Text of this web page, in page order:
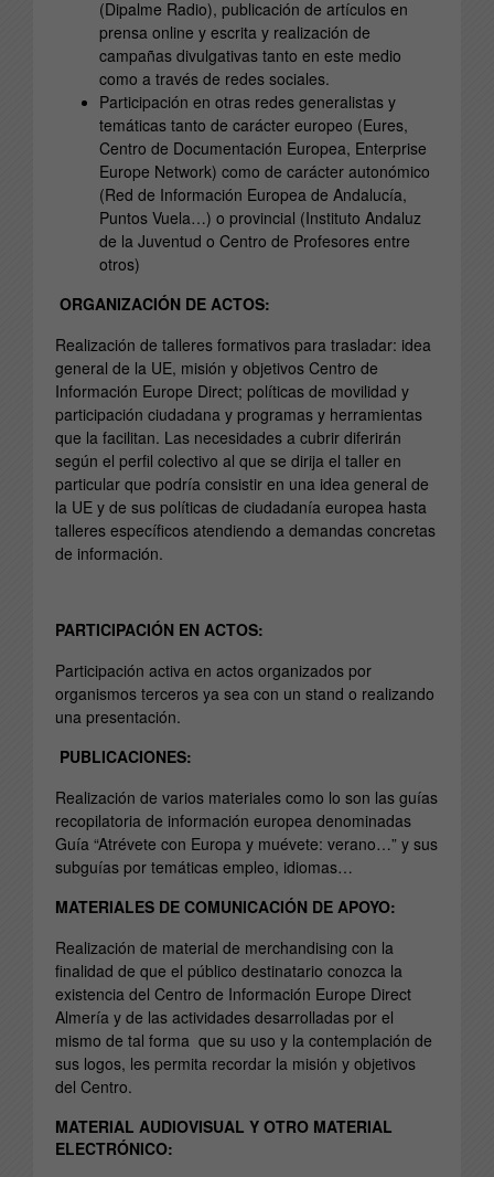
(Dipalme Radio), publicación de artículos en
prensa online y escrita y realización de
campañas divulgativas tanto en este medio
como a través de redes sociales.
Participación en otras redes generalistas y
temáticas tanto de carácter europeo (Eures,
Centro de Documentación Europea, Enterprise
Europe Network) como de carácter autonómico
(Red de Información Europea de Andalucía,
Puntos Vuela…) o provincial (Instituto Andaluz
de la Juventud o Centro de Profesores entre
otros)
ORGANIZACIÓN DE ACTOS:
Realización de talleres formativos para trasladar: idea
general de la UE, misión y objetivos Centro de
Información Europe Direct; políticas de movilidad y
participación ciudadana y programas y herramientas
que la facilitan. Las necesidades a cubrir diferirán
según el perfil colectivo al que se dirija el taller en
particular que podría consistir en una idea general de
la UE y de sus políticas de ciudadanía europea hasta
talleres específicos atendiendo a demandas concretas
de información.
PARTICIPACIÓN EN ACTOS:
Participación activa en actos organizados por
organismos terceros ya sea con un stand o realizando
una presentación.
PUBLICACIONES:
Realización de varios materiales como lo son las guías
recopilatoria de información europea denominadas
Guía “Atrévete con Europa y muévete: verano…” y sus
subguías por temáticas empleo, idiomas…
MATERIALES DE COMUNICACIÓN DE APOYO:
Realización de material de merchandising con la
finalidad de que el público destinatario conozca la
existencia del Centro de Información Europe Direct
Almería y de las actividades desarrolladas por el
mismo de tal forma que su uso y la contemplación de
sus logos, les permita recordar la misión y objetivos
del Centro.
MATERIAL AUDIOVISUAL Y OTRO MATERIAL
ELECTRÓNICO: